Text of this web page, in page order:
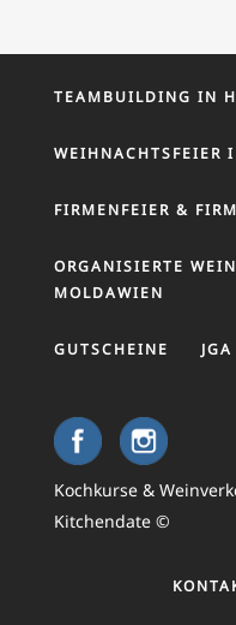
TEAMBUILDING IN
WEIHNACHTSFEIER
FIRMENFEIER &
ORGANISIERTE
MOLDAWIEN
GUTSCHEINE
Kochkurse &
Kitchendate ©